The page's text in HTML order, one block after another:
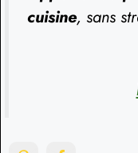
cuisine, sans